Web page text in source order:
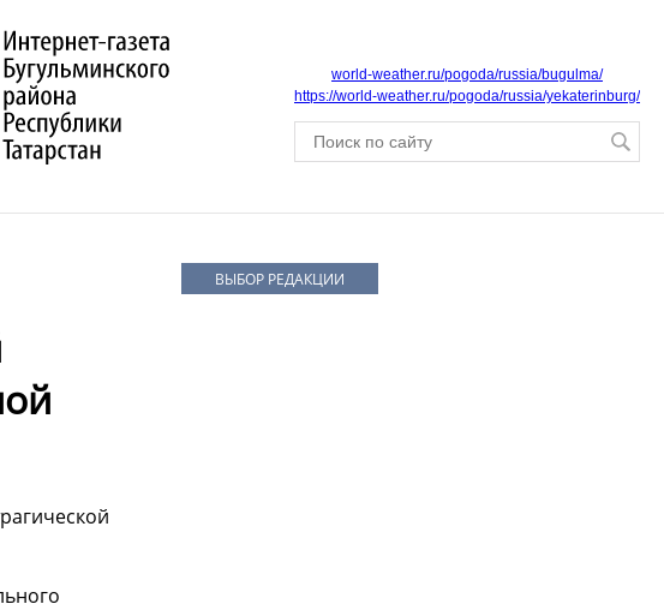
world-weather.ru/pogoda/russia/bugulma/
https://world-weather.ru/pogoda/russia/yekaterinburg/
ВЫБОР РЕДАКЦИИ